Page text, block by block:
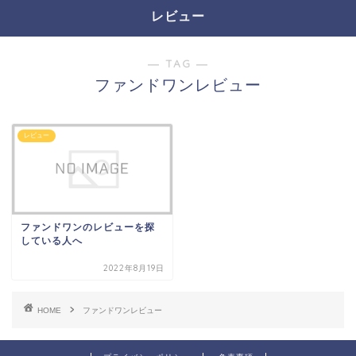
レビュー
― TAG ―
ファンドワンレビュー
レビュー
ファンドワンのレビューを探
している人へ
2022年8月19日
HOME ファンドワンレビュー